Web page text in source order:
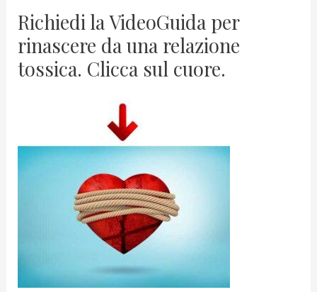
Richiedi la VideoGuida per
rinascere da una relazione
tossica. Clicca sul cuore.